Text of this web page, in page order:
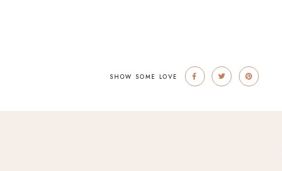
SHOW SOME LOVE